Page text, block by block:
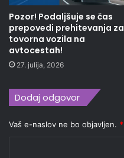
Pozor! Podaljšuje se čas
prepovedi prehitevanja za
tovorna vozila na
avtocestah!
27. julija, 2026
Dodaj odgovor
Vaš e-naslov ne bo objavljen. *